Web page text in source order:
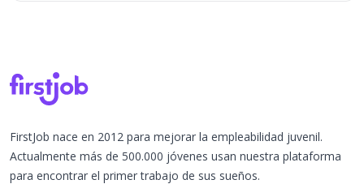
FirstJob nace en 2012 para mejorar la empleabilidad juvenil.
Actualmente más de 500.000 jóvenes usan nuestra plataforma
para encontrar el primer trabajo de sus sueños.